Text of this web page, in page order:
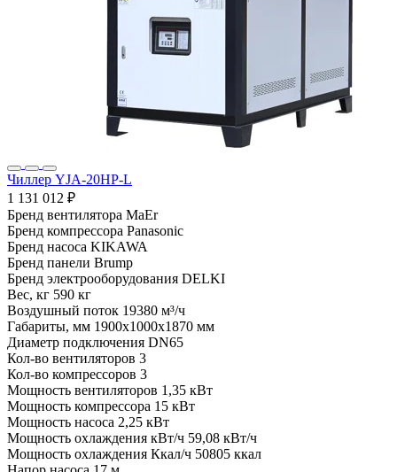
Чиллер YJA-20HP-L
1 131 012 ₽
Бренд вентилятора MaEr
Бренд компрессора Panasonic
Бренд насоса KIKAWA
Бренд панели Brump
Бренд электрооборудования DELKI
Вес, кг 590 кг
Воздушный поток 19380 м³/ч
Габариты, мм 1900x1000x1870 мм
Диаметр подключения DN65
Кол-во вентиляторов 3
Кол-во компрессоров 3
Мощность вентиляторов 1,35 кВт
Мощность компрессора 15 кВт
Мощность насоса 2,25 кВт
Мощность охлаждения кВт/ч 59,08 кВт/ч
Мощность охлаждения Ккал/ч 50805 ккал